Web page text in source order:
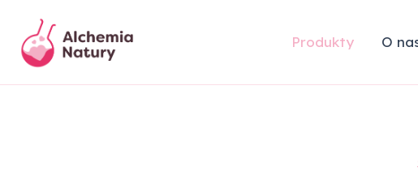
treści
Produkty O
popularności